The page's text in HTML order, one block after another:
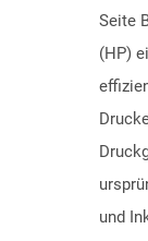
Seite
(HP)
und